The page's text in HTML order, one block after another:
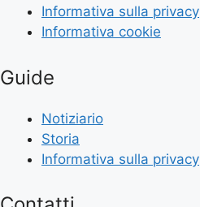
Informativa sulla privacy
Informativa cookie
Guide
Notiziario
Storia
Informativa sulla privacy